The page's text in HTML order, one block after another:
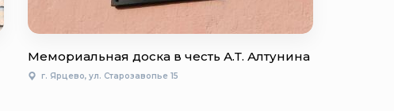
Мемориальная доска в честь А.Т. Алтунина
г. Ярцево, ул. Старозавопье 15